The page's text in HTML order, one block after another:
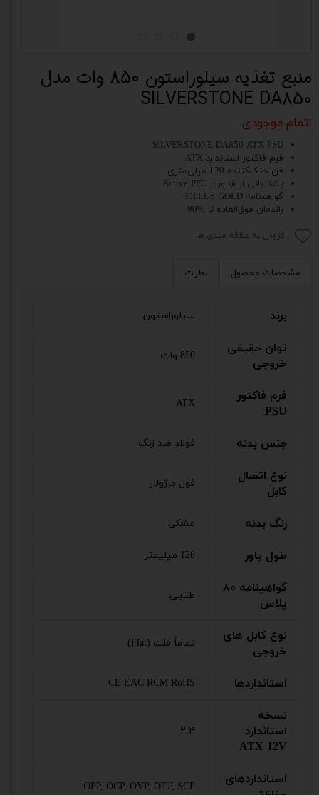
منبع تغذیه سیلوراستون 850 وات مدل
SILVERSTONE DA850
اتمام موجودی
SILVERSTONE DA850 ATX PSU
فرم فاکتور استاندارد ATX
فن خنک‌کننده 120 میلی‌متری
پشتیبانی از فناوری Active PFC
گواهینامه 80PLUS GOLD
راندمان فوق‌العاده تا %90
افزودن به علاقه مندی ها
مشخصات محصول نظرات
برند سیلوراستون
توان حقیقی
خروجی
850 وات
فرم فاکتور
PSU
ATX
جنس بدنه فولاد ضد زنگ
نوع اتصال
کابل
فول ماژولار
رنگ بدنه مشکی
طول پاور 120 میلیمتر
گواهینامه ۸۰
پلاس
طلایی
نوع کابل های
خروجی
تماماً فلت (Flat)
استانداردها CE EAC RCM RoHS
نسخه
استاندارد
ATX 12V
۲.۴
استانداردهای
OPP, OCP, OVP, OTP, SCP